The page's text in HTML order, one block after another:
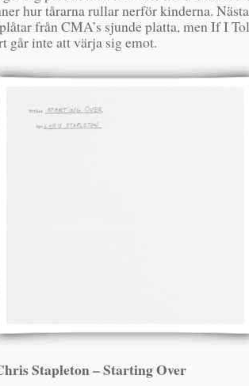
hur tårarna rullar nerför kinderna.
från CMA’s sjunde platta, men If I
går inte att värja sig emot.
Stapleton – Starting Over